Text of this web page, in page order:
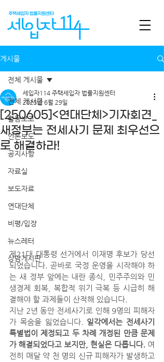
게시물
전체 게시물
활동보고
언론보도
공지사항
자료실
보도자료
연대단체
비평/입장
뉴스레터
상담게시판
전체 게시물
[250605]<연대단체>기자회견_
새정부는 전세사기 문제 최우선으
로 해결하라!
세입자114 주택세입자 법률지원센터
2025년 6월 29일
제21대 대통령 선거에서 이재명 후보가 당선
되었습니다. 곧바로 국정 운영을 시작해야 하
는 새 정부 앞에는 내란 종식, 민주주의와 민
생경제 회복, 복합적 위기 극복 등 시급히 해
결해야 할 과제들이 산적해 있습니다.
지난 2년 동안 전세사기로 인해 9명의 피해자
가 목숨을 잃었습니다. 일각에서는 전세사기
특별법이 제정되고 두 차례 개정된 만큼 문제
가 해결되었다고 보지만, 현실은 다릅니다. 여
전히 매달 약 천 명의 신규 피해자가 발생하고